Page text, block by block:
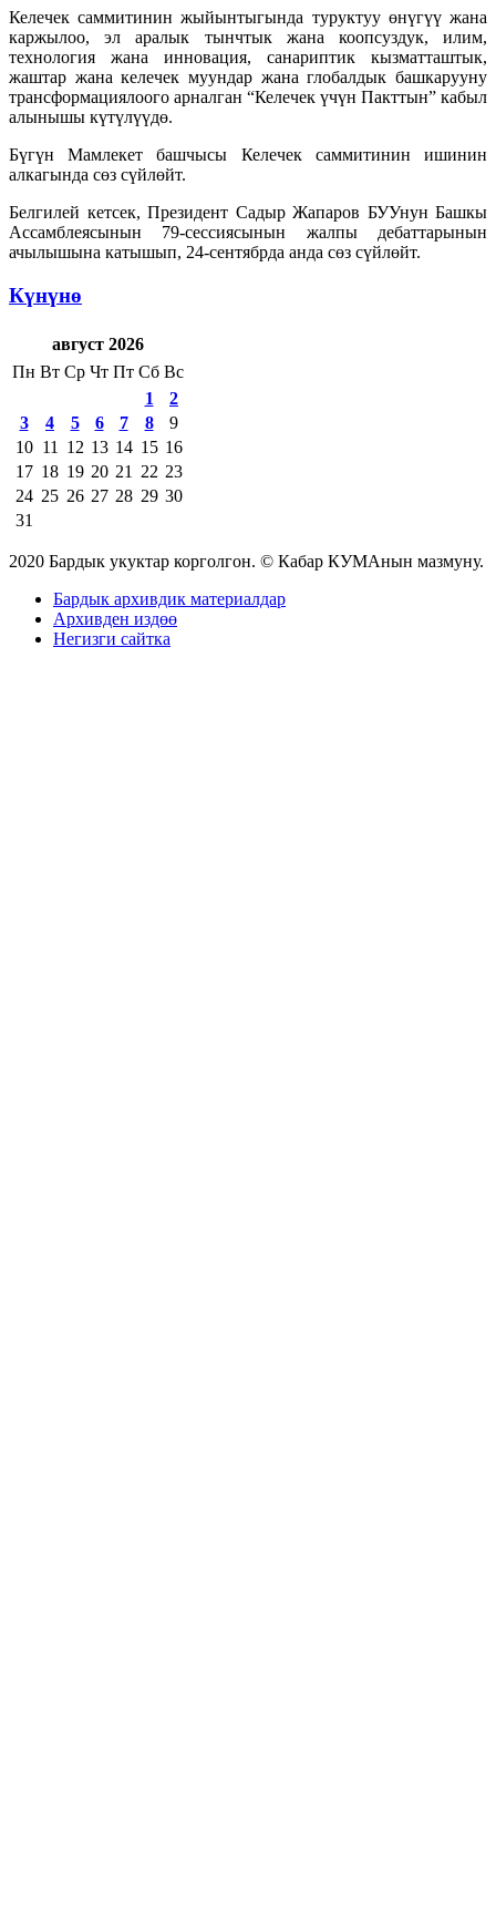
Келечек саммитинин жыйынтыгында туруктуу өнүгүү жана
каржылоо, эл аралык тынчтык жана коопсуздук, илим,
технология жана инновация, санариптик кызматташтык,
жаштар жана келечек муундар жана глобалдык башкарууну
трансформациялоого арналган “Келечек үчүн Пакттын” кабыл
алынышы күтүлүүдө.
Бүгүн Мамлекет башчысы Келечек саммитинин ишинин
алкагында сөз сүйлөйт.
Белгилей кетсек, Президент Садыр Жапаров БУУнун Башкы
Ассамблеясынын 79-сессиясынын жалпы дебаттарынын
ачылышына катышып, 24-сентябрда анда сөз сүйлөйт.
Күнүнө
август 2026
Пн Вт Ср Чт Пт Сб Вс
1
2
3
4 5 6 7 8
9
10 11 12 13 14 15 16
17 18 19 20 21 22 23
24 25 26 27 28 29 30
31
2020 Бардык укуктар корголгон. © Кабар КУМАнын мазмуну.
Бардык архивдик материалдар
Архивден издөө
Негизги сайтка